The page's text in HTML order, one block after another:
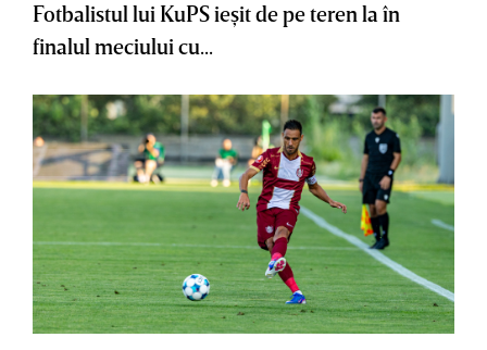
Fotbalistul lui KuPS ieşit de pe teren la în
finalul meciului cu...